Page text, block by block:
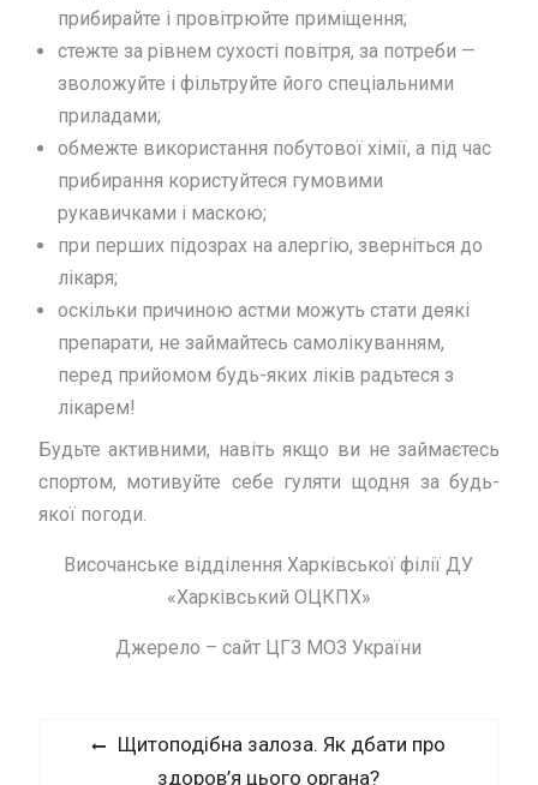
прибирайте і провітрюйте приміщення;
стежте за рівнем сухості повітря, за потреби —
зволожуйте і фільтруйте його спеціальними
приладами;
обмежте використання побутової хімії, а під час
прибирання користуйтеся гумовими
рукавичками і маскою;
при перших підозрах на алергію, зверніться до
лікаря;
оскільки причиною астми можуть стати деякі
препарати, не займайтесь самолікуванням,
перед прийомом будь-яких ліків радьтеся з
лікарем!
Будьте активними, навіть якщо ви не займаєтесь
спортом, мотивуйте себе гуляти щодня за будь-
якої погоди.
Височанське відділення Харківської філії ДУ
«Харківський ОЦКПХ»
Джерело – сайт ЦГЗ МОЗ України
Навігація
Previous
post:
Щитоподібна залоза. Як дбати про
здоров’я цього органа?